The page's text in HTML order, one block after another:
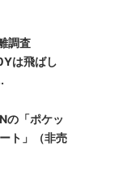
調査
は飛ばし
の「ポケッ
ト」（非売